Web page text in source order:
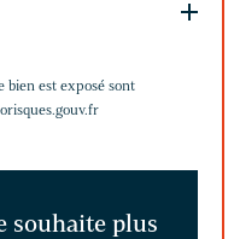
bien est exposé sont
souhaite plus